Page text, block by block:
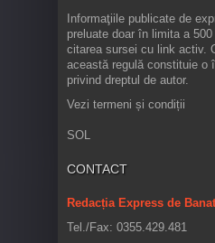
Informaţiile publicate de
preluate doar în limita a
citarea sursei cu link activ.
această regulă constituie o
privind dreptul de autor.
Vezi termeni și condiții
SOL
CONTACT
Redacția Express de Banat
Tel./Fax: 0355.429.481